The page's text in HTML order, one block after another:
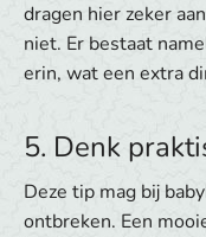
dragen hier zeker
niet. Er bestaat
erin, wat een extra
5. Denk
Deze tip mag bij
ontbreken. Een